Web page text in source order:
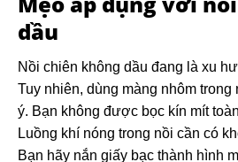
dầu
Nồi chiên không dầu đang là xu
Tuy nhiên, dùng màng nhôm
ý. Bạn không được bọc kín mít
Luồng khí nóng trong nồi cần có
Bạn hãy nắn giấy bạc thành hình